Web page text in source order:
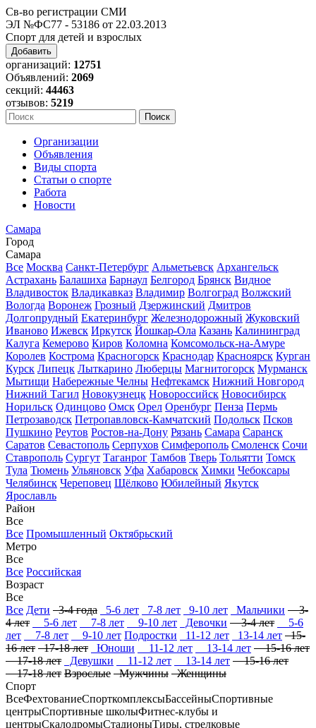
Св-во регистрации СМИ
ЭЛ №ФС77 - 53186 от 22.03.2013
Спорт для детей и взрослых
Добавить
организаций: 12751
Объявлений: 2069
секций: 44463
отзывов: 5219
Организации
Объявления
Виды спорта
Статьи о спорте
Работа
Новости
Самара
Город
Самара
Все Москва Санкт-Петербург Альметьевск Архангельск
Астрахань Балашиха Барнаул Белгород Брянск Видное
Владивосток Владикавказ Владимир Волгоград Волжский
Вологда Воронеж Грозный Дзержинский Дмитров
Долгопрудный Екатеринбург Железнодорожный Жуковский
Иваново Ижевск Иркутск Йошкар-Ола Казань Калининград
Калуга Кемерово Киров Коломна Комсомольск-на-Амуре
Королев Кострома Красногорск Краснодар Красноярск Курган
Курск Липецк Лыткарино Люберцы Магнитогорск Мурманск
Мытищи Набережные Челны Нефтекамск Нижний Новгород
Нижний Тагил Новокузнецк Новороссийск Новосибирск
Норильск Одинцово Омск Орел Оренбург Пенза Пермь
Петрозаводск Петропавловск-Камчатский Подольск Псков
Пушкино Реутов Ростов-на-Дону Рязань Самара Саранск
Саратов Севастополь Серпухов Симферополь Смоленск Сочи
Ставрополь Сургут Таганрог Тамбов Тверь Тольятти Томск
Тула Тюмень Ульяновск Уфа Хабаровск Химки Чебоксары
Челябинск Череповец Щёлково Юбилейный Якутск
Ярославль
Район
Все
Все Промышленный Октябрьский
Метро
Все
Все Российская
Возраст
Все
Все Дети 3-4 года 5-6 лет 7-8 лет 9-10 лет Мальчики 3-
4 лет
5-6 лет 7-8 лет 9-10 лет Девочки 3-4 лет
5-6
лет
7-8 лет 9-10 лет Подростки 11-12 лет 13-14 лет 15-
16 лет 17-18 лет Юноши 11-12 лет 13-14 лет 15-16 лет
17-18 лет
Девушки 11-12 лет 13-14 лет 15-16 лет
17-18 лет Взрослые Мужчины Женщины
Спорт
ВсеФехтованиеСпорткомплексыБассейныСпортивные
центрыСпортивные школыФитнес-клубы и
центрыСкалодромыСтадионыТиры, стрелковые